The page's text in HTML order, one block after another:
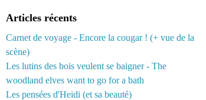
Articles récents
Carnet de voyage - Encore la cougar ! (+ vue de la
scène)
Les lutins des bois veulent se baigner - The
woodland elves want to go for a bath
Les pensées d'Heidi (et sa beauté)